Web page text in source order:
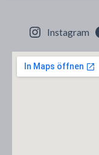
Instagram